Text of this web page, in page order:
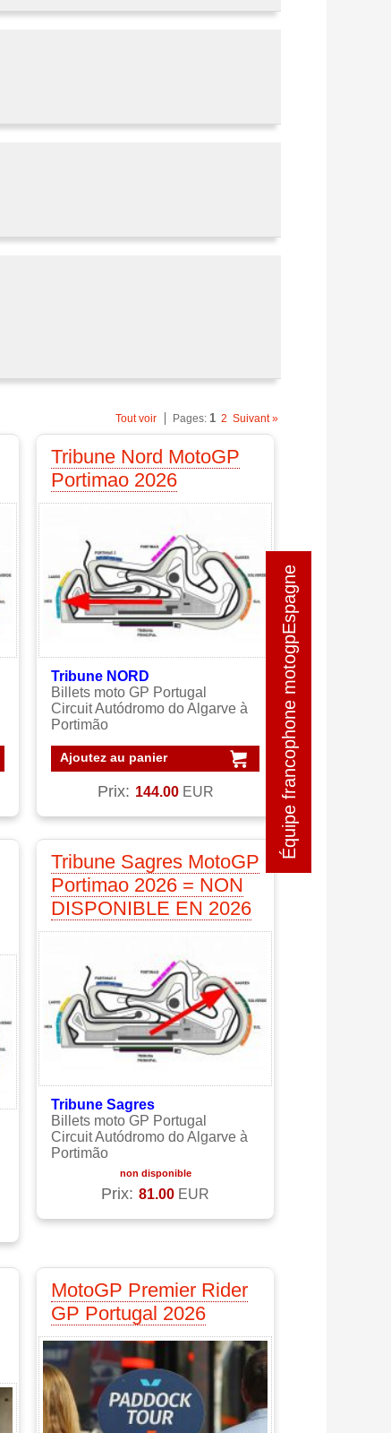
Équipe francophone motogpEspagne
Équipe francophone motogpEspagne
Tout voir Pages: 1 2 Suivant »
Tribune Nord MotoGP
Portimao 2026
Tribune NORD
Billets moto GP Portugal
Circuit Autódromo do Algarve à
Portimão
Ajoutez au panier
Prix: 144.00 EUR
Tribune Sagres MotoGP
Portimao 2026 = NON
DISPONIBLE EN 2026
Tribune Sagres
Billets moto GP Portugal
Circuit Autódromo do Algarve à
Portimão
non disponible
Prix: 81.00 EUR
MotoGP Premier Rider
GP Portugal 2026